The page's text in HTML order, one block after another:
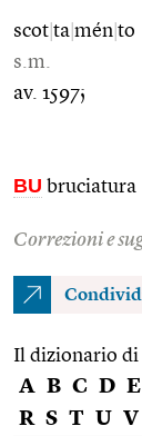
scot ta mén to
s.m.
av. 1597;
BU bruciatura
Correzioni e
Il dizionario di
A B C D E
R S T U V